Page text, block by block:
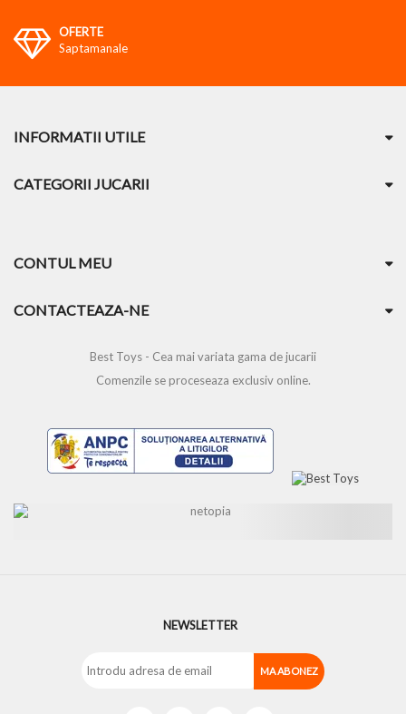
OFERTE
Saptamanale
INFORMATII UTILE
CATEGORII JUCARII
CONTUL MEU
CONTACTEAZA-NE
Best Toys - Cea mai variata gama de jucarii
Comenzile se proceseaza exclusiv online.
NEWSLETTER